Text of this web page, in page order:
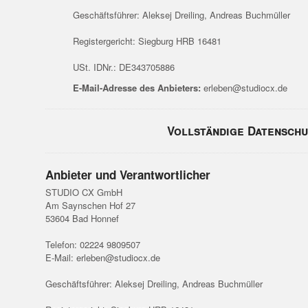
Geschäftsführer: Aleksej Dreiling, Andreas Buchmüller
Registergericht: Siegburg HRB 16481
USt. IDNr.: DE343705886
E-Mail-Adresse des Anbieters: erleben@studiocx.de
Vollständige
Anbieter und Verantwortlicher
STUDIO CX GmbH
Am Saynschen Hof 27
53604 Bad Honnef
Telefon: 02224 9809507
E-Mail: erleben@studiocx.de
Geschäftsführer: Aleksej Dreiling, Andreas Buchmüller